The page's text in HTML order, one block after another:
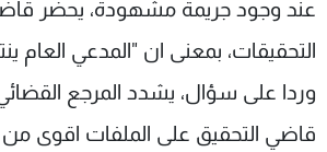
عند وجود جريمة مشهودة، يحضر
التحقيقات، بمعنى ان "المدعي العام
وردا على سؤال، يشدد المرجع
قاضي التحقيق على الملفات اقوى